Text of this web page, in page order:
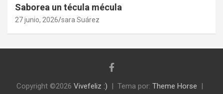
Saborea un técula mécula
27 junio, 2026 sara Suárez
Copyright ©2026 Vivefeliz :) Tema por: Theme Horse